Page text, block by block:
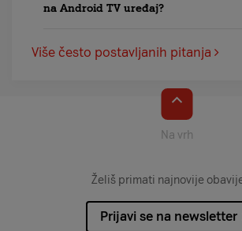
na Android TV uređaj?
Više često postavljanih pitanja
Na vrh
Želiš primati najnovije
Prijavi se na newsletter